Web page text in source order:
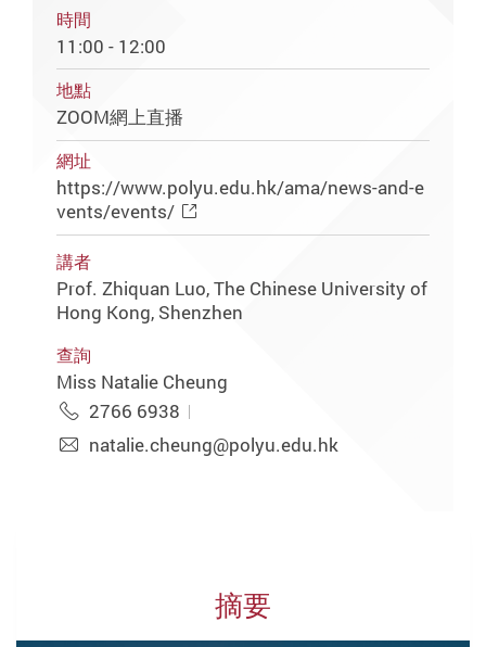
時間
11:00 - 12:00
地點
ZOOM網上直播
網址
https://www.polyu.edu.hk/ama/news-and-e
vents/events/
講者
Prof. Zhiquan Luo, The Chinese University of
Hong Kong, Shenzhen
查詢
Miss Natalie Cheung
2766 6938
natalie.cheung@polyu.edu.hk
摘要